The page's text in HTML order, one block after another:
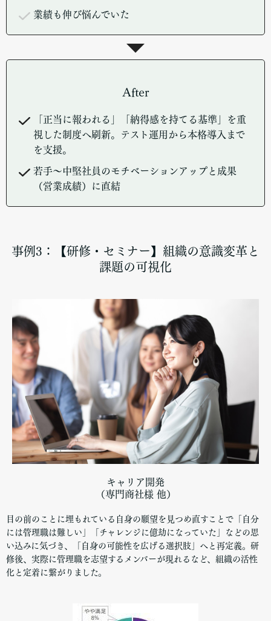
業績も伸び悩んでいた
After
「正当に報われる」「納得感を持てる基準」を重
視した制度へ刷新。テスト運用から本格導入まで
を支援。
若手～中堅社員のモチベーションアップと成果
（営業成績）に直結
事例3：【研修・セミナー】組織の意識変革と
課題の可視化
キャリア開発
（専門商社様 他）
目の前のことに埋もれている自身の願望を見つめ直すことで「自分
には管理職は難しい」「チャレンジに億劫になっていた」などの思
い込みに気づき、「自身の可能性を広げる選択肢」へと再定義。研
修後、実際に管理職を志望するメンバーが現れるなど、組織の活性
化と定着に繋がりました。